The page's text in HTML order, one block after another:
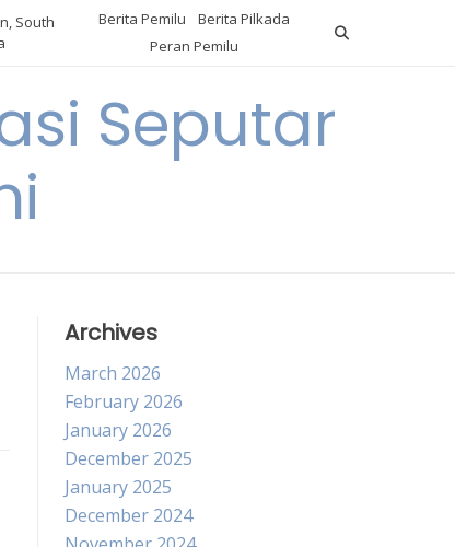
South
Berita Pemilu
Berita Pilkada
Peran Pemilu
Seputar
Archives
March 2026
February 2026
January 2026
December 2025
January 2025
December 2024